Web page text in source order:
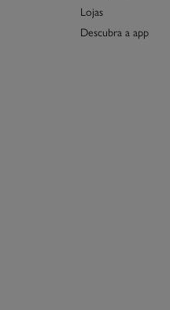
Lojas
Descubra a app